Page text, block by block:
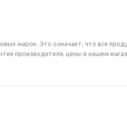
марок. Это означает, что вся
производителя, цены в нашем